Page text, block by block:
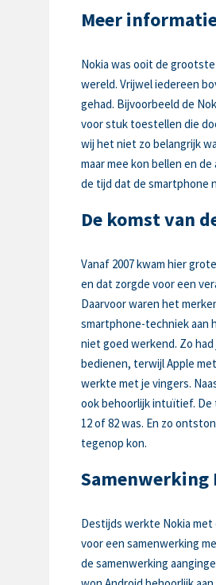
Meer
Nokia was ooit de
wereld. Vrijwel iedereen
gehad. Bijvoorbeeld de
voor stuk toestellen die
wij het niet zo belangrijk
maar mee kon bellen en
de tijd dat de smartphone
De komst van
Vanaf 2007 kwam hier
en dat zorgde voor een
Daarvoor waren het
smartphone-techniek aan
niet goed werkend. Zo
bedienen, terwijl Apple
werkte met je vingers.
ook behoorlijk intuïtief. De
12 of 82 was. En zo
tegenop kon.
Samenwerking
Destijds werkte Nokia
voor een samenwerking
de samenwerking